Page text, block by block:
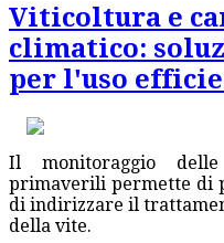
Viticoltura e
climatico:
per l'uso
Il monitoraggio
primaverili permette di
di indirizzare il
della vite.